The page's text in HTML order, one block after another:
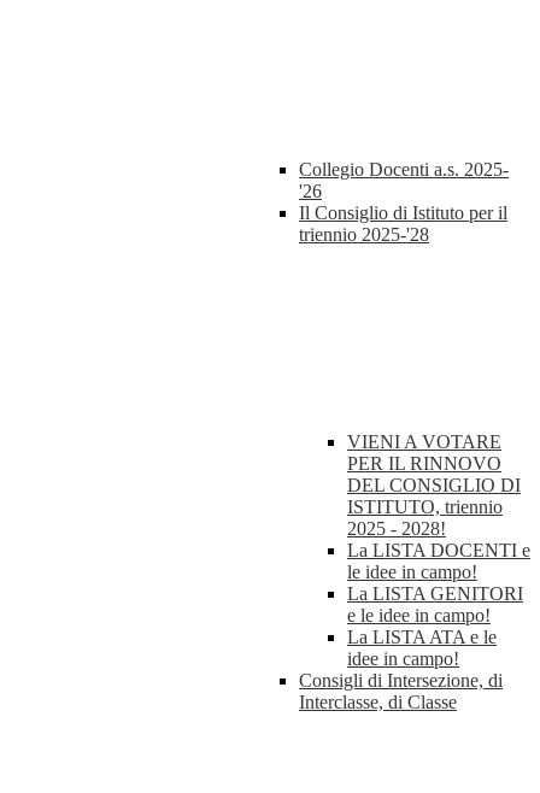
Collegio Docenti a.s. 2025-
'26
Il Consiglio di Istituto per il
triennio 2025-'28
VIENI A VOTARE
PER IL RINNOVO
DEL CONSIGLIO DI
ISTITUTO, triennio
2025 - 2028!
La LISTA DOCENTI e
le idee in campo!
La LISTA GENITORI
e le idee in campo!
La LISTA ATA e le
idee in campo!
Consigli di Intersezione, di
Interclasse, di Classe